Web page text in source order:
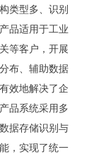
类型多、识别
品适用于工业
等客户，开展
布、辅助数据
效地解决了企
品系统采用多
据存储识别与
，实现了统一